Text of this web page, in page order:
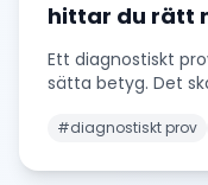
hittar du rätt
Ett diagnostiskt
sätta
#diagnostiskt prov